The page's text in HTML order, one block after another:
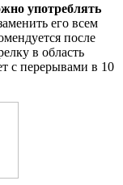
употреблять
его всем
после
в область
с перерывами в 10